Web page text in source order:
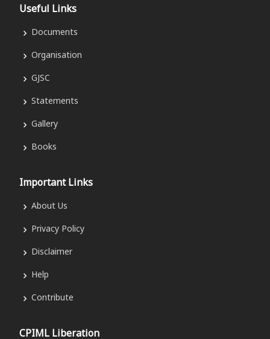
Useful Links
Documents
Organisation
GJSC
Statements
Gallery
Books
Important Links
About Us
Privacy Policy
Disclaimer
Help
Contribute
CPIML Liberation